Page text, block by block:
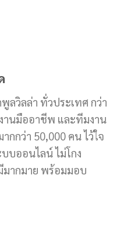
ลวิลล่า ทั่วประเทศ กว่า
านมืออาชีพ และทีมงาน
กกว่า 50,000 คน ไว้ใจ
บบออนไลน์ ไม่โกง
มากมาย พร้อมมอบ